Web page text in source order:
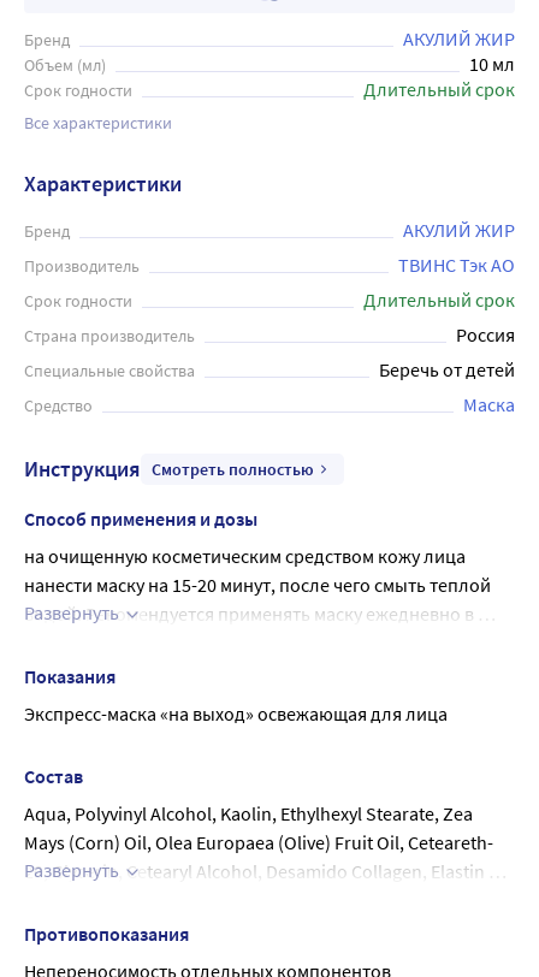
Бренд АКУЛИЙ ЖИР
Объем (мл) 10 мл
Срок годности Длительный срок
Все характеристики
Характеристики
Бренд АКУЛИЙ ЖИР
Производитель ТВИНС Тэк АО
Срок годности Длительный срок
Страна производитель Россия
Специальные свойства Беречь от детей
Средство Маска
Инструкция Смотреть полностью
Способ применения и дозы
на очищенную косметическим средством кожу лица
нанести маску на 15-20 минут, после чего смыть теплой
водой. Рекомендуется применять маску ежедневно в
следует использовать маску 2-3 раза в неделю.
Развернуть
Показания
Экспресс-маска «на выход» освежающая для лица
Состав
Aqua, Polyvinyl Alcohol, Kaolin, Ethylhexyl Stearate, Zea
Mays (Corn) Oil, Olea Europaea (Olive) Fruit Oil, Ceteareth-
20, Glycerin, Cetearyl Alcohol, Desamido Collagen, Elastin PG
Soluble Collagen), Panthenol, Watermelon Seed Extract,
Развернуть
Противопоказания
Непереносимость отдельных компонентов